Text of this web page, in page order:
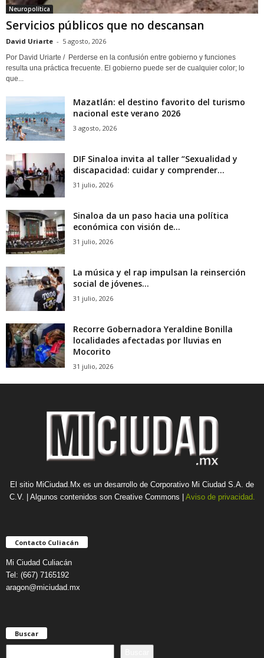
Neuropolítica
Servicios públicos que no descansan
David Uriarte - 5 agosto, 2026
Por David Uriarte / Perderse en la confusión entre gobierno y funciones
resulta una práctica frecuente. El gobierno puede ser de cualquier color; lo
que...
Mazatlán: el destino favorito del turismo
nacional este verano 2026
3 agosto, 2026
DIF Sinaloa invita al taller “Sexualidad y
discapacidad: cuidar y comprender...
31 julio, 2026
Sinaloa da un paso hacia una política
económica con visión de...
31 julio, 2026
La música y el rap impulsan la reinserción
social de jóvenes...
31 julio, 2026
Recorre Gobernadora Yeraldine Bonilla
localidades afectadas por lluvias en
Mocorito
31 julio, 2026
El sitio MiCiudad.Mx es un desarrollo de Corporativo Mi Ciudad S.A. de
C.V. | Algunos contenidos son Creative Commons | Aviso de privacidad.
Contacto Culiacán
Mi Ciudad Culiacán
Tel: (667) 7165192
aragon@miciudad.mx
Buscar